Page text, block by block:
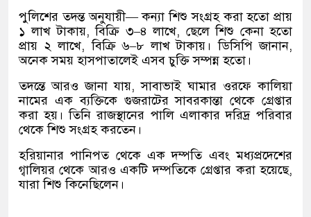
পুলিশের তদন্ত অনুযায়ী— কন্যা শিশু সংগ্রহ করা হতো প্রায়
১ লাখ টাকায়, বিক্রি ৩–৪ লাখে, ছেলে শিশু কেনা হতো
প্রায় ২ লাখে, বিক্রি ৬–৮ লাখ টাকায়। ডিসিপি জানান,
অনেক সময় হাসপাতালেই এসব চুক্তি সম্পন্ন হতো।
তদন্তে আরও জানা যায়, সাবাভাই ঘামার ওরফে কালিয়া
নামের এক ব্যক্তিকে গুজরাটের সাবরকান্তা থেকে গ্রেপ্তার
করা হয়। তিনি রাজস্থানের পালি এলাকার দরিদ্র পরিবার
থেকে শিশু সংগ্রহ করতেন।
হরিয়ানার পানিপত থেকে এক দম্পতি এবং মধ্যপ্রদেশের
গ্বালিয়র থেকে আরও একটি দম্পতিকে গ্রেপ্তার করা হয়েছে,
যারা শিশু কিনেছিলেন।